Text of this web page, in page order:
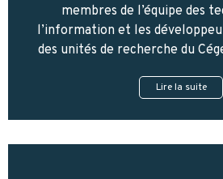
membres de l’équipe des
l’information et les
des unités de recherche du
Lire la suite